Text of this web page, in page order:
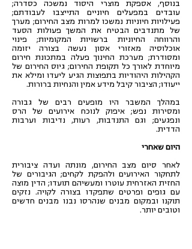
בנוסף, אספקת מוצרי היסוד נמשכה כסדרה;
עובדים במפעלים חיוניים התייצבו לעבודתם;
פעילויות חיוניות נמשכו למרות מצב החירום; מערך
של מתנדבים הבטיח את המשך פעולות הסעד
והרווחה החיוניות ברשויות המקומיות; פינוי
אוכלוסיה מאזורי אסון נעשה בצורה יזומה
ומסודרת; מערכת החינוך פעלה במתכונת חירום
מיוחדת לאורך כל תקופת החירום; גיוס החירום של
הקהילות היהודיות בתפוצות הגיע ליעדו ומילא את
ייעודו; הציבור קיבל מידע אמין והנחיות ברורות.
במהלך המשבר היו מופעים רבים של גבורה
ומסירות נפש; איפוק לנוכח אירועים של הרס
ונפגעים; וגם התנדבות, רעות, נדיבות וערבות
הדדית.
היום שאחרי
לאחר סיום מצב החירום, מונתה ועדה ציבורית
לתחקור האירועים ולהפקת לקחים; הגיבורים של
החזית האזרחית עוטרו ומעשיהם תועדו; הדין מוצה
עם גופים ופרטים שתפקדו בצורה לקויה. נזקים
תוקנו ובמקום מבנים שנהרסו נבנו מבנים חדשים
וטובים יותר.